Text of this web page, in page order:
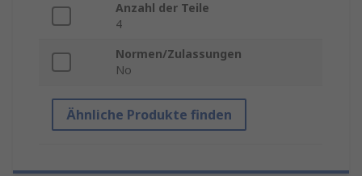
Anzahl der Teile
4
Normen/Zulassungen
No
Ähnliche Produkte finden